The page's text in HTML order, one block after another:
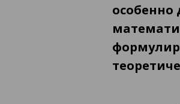
особенно